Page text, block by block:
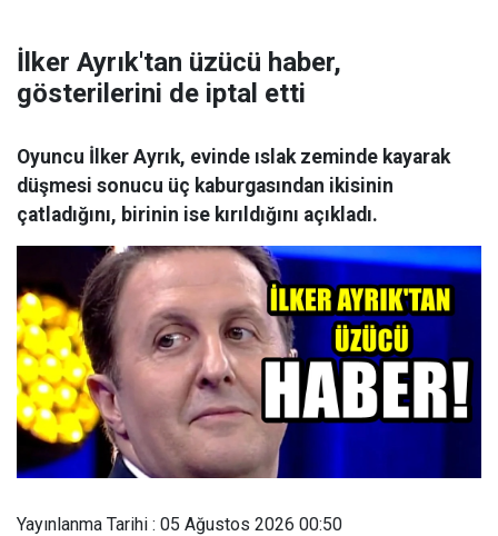
İlker Ayrık'tan üzücü haber,
gösterilerini de iptal etti
Oyuncu İlker Ayrık, evinde ıslak zeminde kayarak
düşmesi sonucu üç kaburgasından ikisinin
çatladığını, birinin ise kırıldığını açıkladı.
Yayınlanma Tarihi : 05 Ağustos 2026 00:50